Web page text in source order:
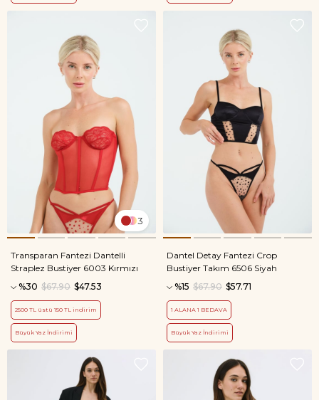
3
Transparan Fantezi Dantelli
Straplez Bustiyer 6003 Kırmızı
%30
$47.53
$67.90
2500 TL üstü 150 TL indirim
Büyük Yaz İndirimi
Dantel Detay Fantezi Crop
Bustiyer Takım 6506 Siyah
%15
$57.71
$67.90
1 ALANA 1 BEDAVA
Büyük Yaz İndirimi